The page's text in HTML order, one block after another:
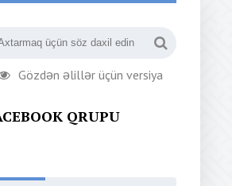
Gözdən əlillər üçün versiya
QRUPU